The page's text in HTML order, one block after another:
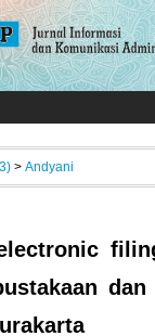
> Andyani
dan